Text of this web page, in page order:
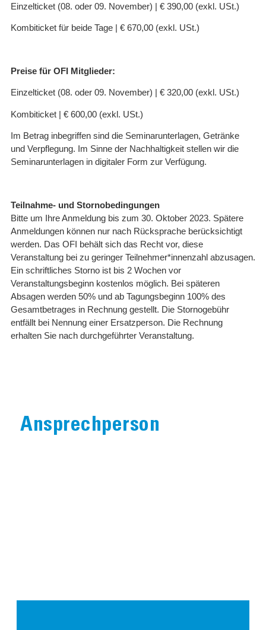
Einzelticket (08. oder 09. November) | € 390,00 (exkl. USt.)
Kombiticket für beide Tage | € 670,00 (exkl. USt.)
Preise für OFI Mitglieder:
Einzelticket (08. oder 09. November) | € 320,00 (exkl. USt.)
Kombiticket | € 600,00 (exkl. USt.)
Im Betrag inbegriffen sind die Seminarunterlagen, Getränke
und Verpflegung. Im Sinne der Nachhaltigkeit stellen wir die
Seminarunterlagen in digitaler Form zur Verfügung.
Teilnahme- und Stornobedingungen
Bitte um Ihre Anmeldung bis zum 30. Oktober 2023. Spätere
Anmeldungen können nur nach Rücksprache berücksichtigt
werden. Das OFI behält sich das Recht vor, diese
Veranstaltung bei zu geringer Teilnehmer*innenzahl abzusagen.
Ein schriftliches Storno ist bis 2 Wochen vor
Veranstaltungsbeginn kostenlos möglich. Bei späteren
Absagen werden 50% und ab Tagungsbeginn 100% des
Gesamtbetrages in Rechnung gestellt. Die Stornogebühr
entfällt bei Nennung einer Ersatzperson. Die Rechnung
erhalten Sie nach durchgeführter Veranstaltung.
Ansprechperson